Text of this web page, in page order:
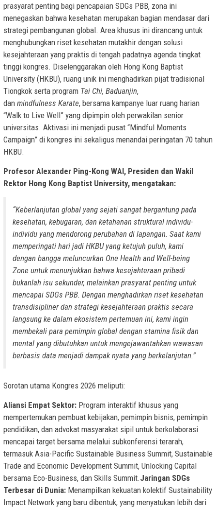
prasyarat penting bagi pencapaian SDGs PBB, zona ini
menegaskan bahwa kesehatan merupakan bagian mendasar dari
strategi pembangunan global. Area khusus ini dirancang untuk
menghubungkan riset kesehatan mutakhir dengan solusi
kesejahteraan yang praktis di tengah padatnya agenda tingkat
tinggi kongres. Diselenggarakan oleh Hong Kong Baptist
University (HKBU), ruang unik ini menghadirkan pijat tradisional
Tiongkok serta program Tai Chi, Baduanjin,
dan mindfulness Karate, bersama kampanye luar ruang harian
“Walk to Live Well” yang dipimpin oleh perwakilan senior
universitas. Aktivasi ini menjadi pusat “Mindful Moments
Campaign” di kongres ini sekaligus menandai peringatan 70 tahun
HKBU.
Profesor Alexander Ping-Kong WAI, Presiden dan Wakil
Rektor Hong Kong Baptist University, mengatakan:
“Keberlanjutan global yang sejati sangat bergantung pada
kesehatan, kebugaran, dan ketahanan struktural individu-
individu yang mendorong perubahan di lapangan. Saat kami
memperingati hari jadi HKBU yang ketujuh puluh, kami
dengan bangga meluncurkan One Health and Well-being
Zone untuk menunjukkan bahwa kesejahteraan pribadi
bukanlah isu sekunder, melainkan prasyarat penting untuk
mencapai SDGs PBB. Dengan menghadirkan riset kesehatan
transdisipliner dan strategi kesejahteraan praktis secara
langsung ke dalam ekosistem pertemuan ini, kami ingin
membekali para pemimpin global dengan stamina fisik dan
mental yang dibutuhkan untuk mengejawantahkan wawasan
berbasis data menjadi dampak nyata yang berkelanjutan.”
Sorotan utama Kongres 2026 meliputi:
Aliansi Empat Sektor: Program interaktif khusus yang
mempertemukan pembuat kebijakan, pemimpin bisnis, pemimpin
pendidikan, dan advokat masyarakat sipil untuk berkolaborasi
mencapai target bersama melalui subkonferensi terarah,
termasuk Asia-Pacific Sustainable Business Summit, Sustainable
Trade and Economic Development Summit, Unlocking Capital
bersama Eco-Business, dan Skills Summit.Jaringan SDGs
Terbesar di Dunia: Menampilkan kekuatan kolektif Sustainability
Impact Network yang baru dibentuk, yang menyatukan lebih dari